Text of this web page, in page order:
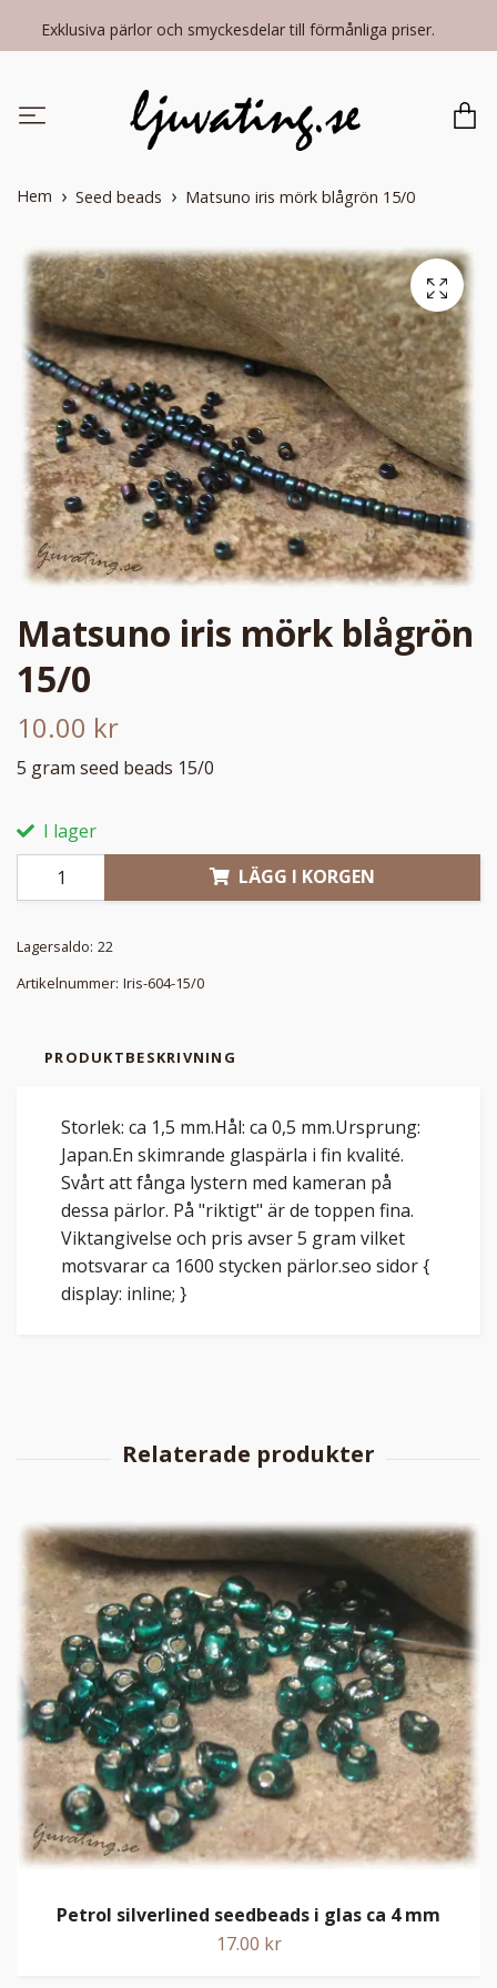
Exklusiva pärlor och smyckesdelar till förmånliga priser.
Hem Seed beads Matsuno iris mörk blågrön 15/0
Matsuno iris mörk blågrön
15/0
10.00 kr
5 gram seed beads 15/0
I lager
LÄGG I KORGEN
Lagersaldo: 22
Artikelnummer: Iris-604-15/0
PRODUKTBESKRIVNING
Storlek: ca 1,5 mm.Hål: ca 0,5 mm.Ursprung:
Japan.En skimrande glaspärla i fin kvalité.
Svårt att fånga lystern med kameran på
dessa pärlor. På "riktigt" är de toppen fina.
Viktangivelse och pris avser 5 gram vilket
motsvarar ca 1600 stycken pärlor.seo sidor {
display: inline; }
Petrol silverlined seedbeads i glas ca 4 mm
17.00 kr